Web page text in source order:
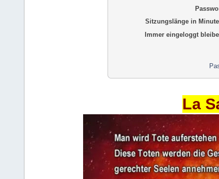
Sitzungslänge in
Immer eingeloggt
La